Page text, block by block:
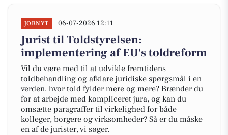
JOBNYT 06-07-2026 12:11
Jurist til Toldstyrelsen:
implementering af EU's toldreform
Vil du være med til at udvikle fremtidens
toldbehandling og afklare juridiske spørgsmål i en
verden, hvor told fylder mere og mere? Brænder du
for at arbejde med kompliceret jura, og kan du
omsætte paragraffer til virkelighed for både
kolleger, borgere og virksomheder? Så er du måske
en af de jurister, vi søger.